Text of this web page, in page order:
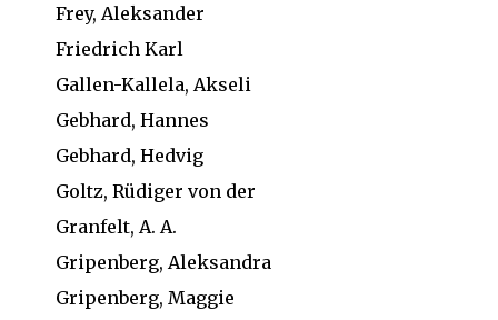
Frey, Aleksander
Friedrich Karl
Gallen-Kallela, Akseli
Gebhard, Hannes
Gebhard, Hedvig
Goltz, Rüdiger von der
Granfelt, A. A.
Gripenberg, Aleksandra
Gripenberg, Maggie